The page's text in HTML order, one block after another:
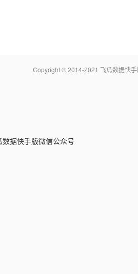
Copyright © 2014-2021 飞瓜数据快
数据快手版微信公众号